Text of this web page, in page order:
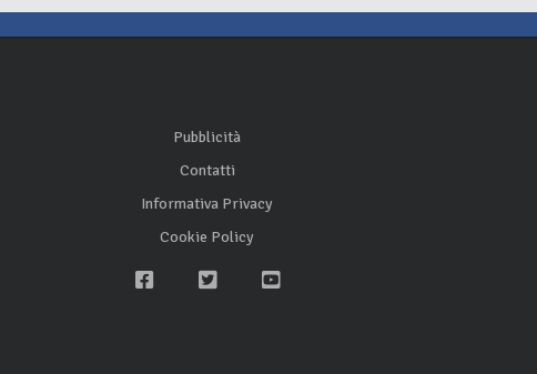
Pubblicità
Contatti
Informativa Privacy
Cookie Policy